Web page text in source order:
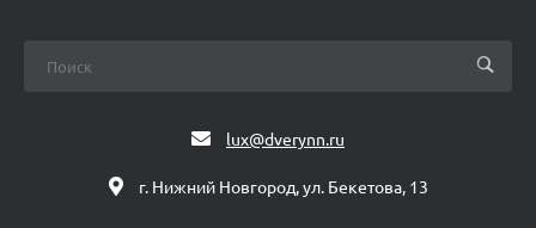
lux@dverynn.ru
г. Нижний Новгород, ул. Бекетова, 13